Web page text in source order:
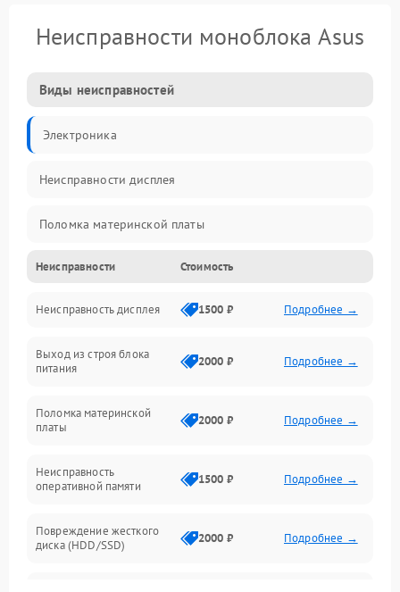
Неисправности моноблока Asus
Виды неисправностей
Электроника
Неисправности дисплея
Поломка материнской платы
Неисправность системы охлаждения
Неисправность BIOS
Повреждение корпуса
Повреждение разъёмов (USB, HDMI и др.)
Поломка видеокарты
Неисправности Стоимость
Неисправность дисплея 1500 ₽ Подробнее →
Выход из строя блока
питания
2000 ₽ Подробнее →
Поломка материнской
платы
2000 ₽ Подробнее →
Неисправность
оперативной памяти
1500 ₽ Подробнее →
Повреждение жесткого
диска (HDD/SSD)
2000 ₽ Подробнее →